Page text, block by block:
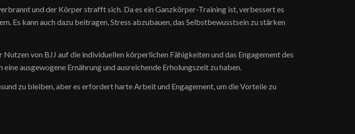
und der Körper strafft sich. Da es ein Ganzkörper-Training ist, verbessert es
Es kann auch dazu beitragen, Stress abzubauen, das Selbstbewusstsein zu stärken
von BJJ auf die individuellen körperlichen Fähigkeiten und das Engagement des
ausgewogene Ernährung und ausreichende Erholungszeit zu haben.
zu bleiben, aber es erfordert harte Arbeit und Engagement, um die Vorteile zu